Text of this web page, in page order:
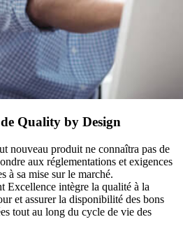
Quality by Design
nouveau produit ne connaîtra pas de
aux réglementations et exigences
à sa mise sur le marché.
Excellence intègre la qualité à la
et assurer la disponibilité des bons
tout au long du cycle de vie des